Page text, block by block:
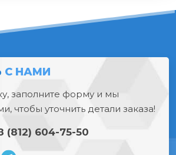
С НАМИ
заполните форму и мы
чтобы уточнить детали заказа!
(812) 604-75-50